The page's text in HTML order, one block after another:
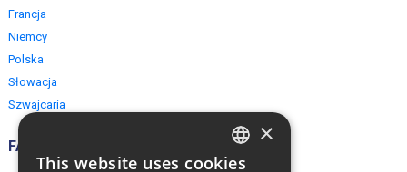
Francja
Niemcy
Polska
Słowacja
Szwajcaria
FAQ ×
This website uses cookies